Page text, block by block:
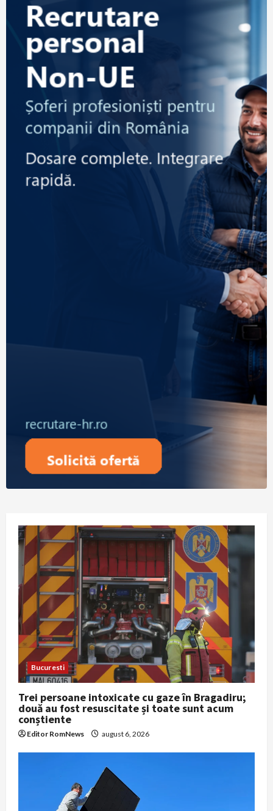
Bucuresti
Trei persoane intoxicate cu gaze în Bragadiru;
două au fost resuscitate și toate sunt acum
conștiente
Editor RomNews august 6, 2026